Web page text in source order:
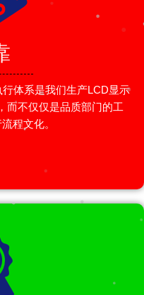
体系是我们生产LCD显示
而不仅仅是品质部门的工
程文化。